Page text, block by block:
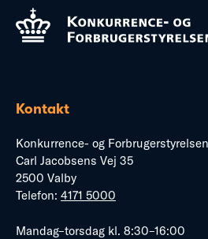
Kontakt
Konkurrence- og Forbrugerstyrelsen
Carl Jacobsens Vej 35
2500 Valby
Telefon: 4171 5000
Mandag–torsdag kl. 8:30–16:00